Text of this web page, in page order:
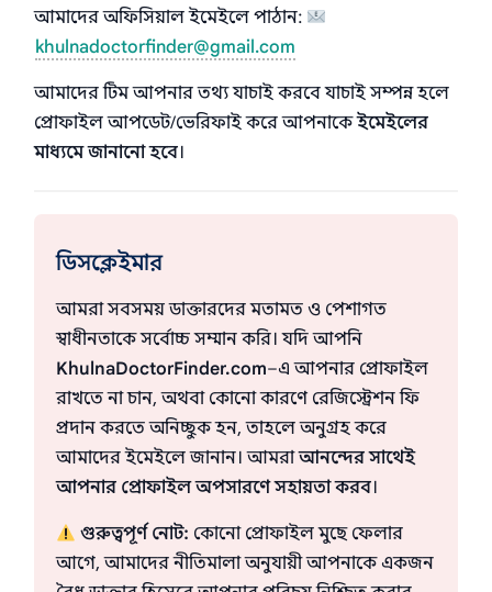
আমাদের অফিসিয়াল ইমেইলে পাঠান:
khulnadoctorfinder@gmail.com
আমাদের টিম আপনার তথ্য যাচাই করবে যাচাই সম্পন্ন হলে
প্রোফাইল আপডেট/ভেরিফাই করে আপনাকেইমেইলের
মাধ্যমে জানানো হবে।
ডিসক্লেইমার
আমরা সবসময় ডাক্তারদের মতামত ও পেশাগত
স্বাধীনতাকে সর্বোচ্চ সম্মান করি। যদি আপনি
KhulnaDoctorFinder.com–এ আপনার প্রোফাইল
রাখতে না চান, অথবা কোনো কারণে রেজিস্ট্রেশন ফি
প্রদান করতে অনিচ্ছুক হন, তাহলে অনুগ্রহ করে
আমাদের ইমেইলে জানান। আমরাআনন্দের সাথেই
আপনার প্রোফাইল অপসারণে সহায়তা করব।
গুরুত্বপূর্ণ নোট: কোনো প্রোফাইল মুছে ফেলার
আগে, আমাদের নীতিমালা অনুযায়ী আপনাকে একজন